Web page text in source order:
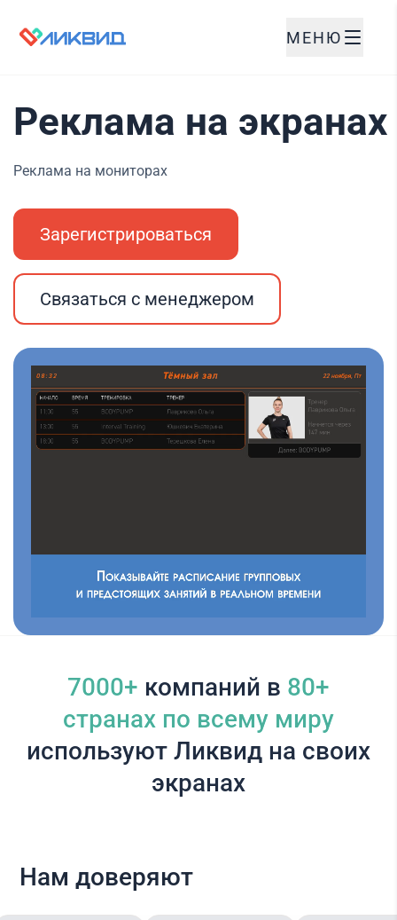
МЕНЮ
Реклама на
Реклама на мониторах
Зарегистрироваться
Связаться с менеджером
7000+ компаний в 80+
cтранах по всему миру
используют Ликвид на своих
экранах
Нам доверяют